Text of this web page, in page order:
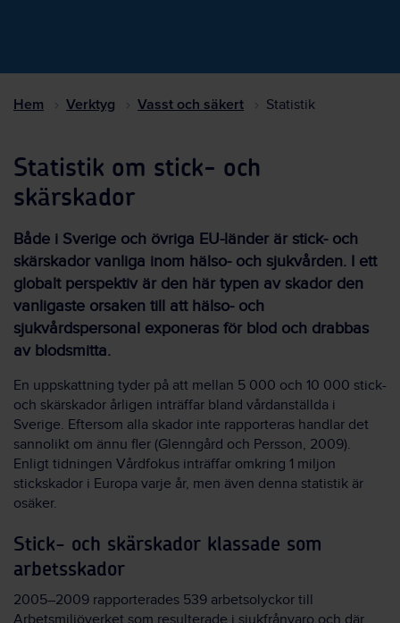
Hem Verktyg Vasst och säkert Statistik
Statistik om stick- och
skärskador
Både i Sverige och övriga EU-länder är stick- och
skärskador vanliga inom hälso- och sjukvården. I ett
globalt perspektiv är den här typen av skador den
vanligaste orsaken till att hälso- och
sjukvårdspersonal exponeras för blod och drabbas
av blodsmitta.
En uppskattning tyder på att mellan 5 000 och 10 000 stick-
och skärskador årligen inträffar bland vårdanställda i
Sverige. Eftersom alla skador inte rapporteras handlar det
sannolikt om ännu fler (Glenngård och Persson, 2009).
Enligt tidningen Vårdfokus inträffar omkring 1 miljon
stickskador i Europa varje år, men även denna statistik är
osäker.
Stick- och skärskador klassade som
arbetsskador
2005–2009 rapporterades 539 arbetsolyckor till
Arbetsmiljöverket som resulterade i sjukfrånvaro och där